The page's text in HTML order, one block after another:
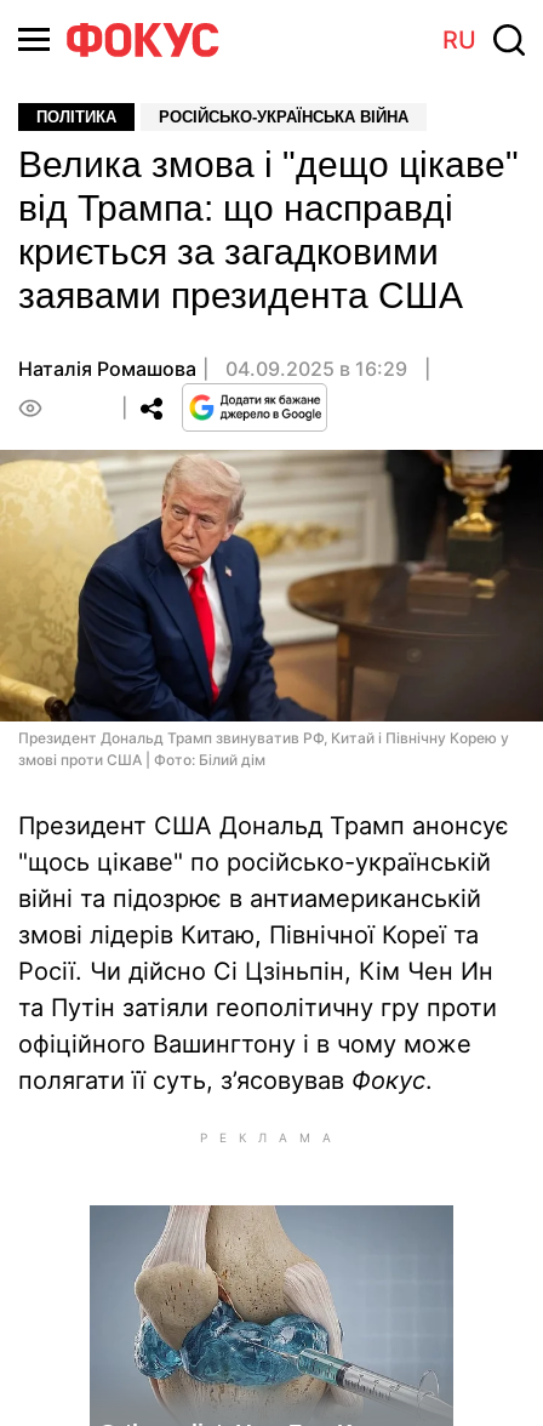
RU
ПОЛІТИКА РОСІЙСЬКО-УКРАЇНСЬКА ВІЙНА
Велика змова і "дещо цікаве"
від Трампа: що насправді
криється за загадковими
заявами президента США
Наталія Ромашова
04.09.2025 в 16:29
Президент Дональд Трамп звинуватив РФ, Китай і Північну Корею у
змові проти США | Фото: Білий дім
Президент США Дональд Трамп анонсує
"щось цікаве" по російсько-українській
війні та підозрює в антиамериканській
змові лідерів Китаю, Північної Кореї та
Росії. Чи дійсно Сі Цзіньпін, Кім Чен Ин
та Путін затіяли геополітичну гру проти
офіційного Вашингтону і в чому може
полягати її суть, з’ясовував Фокус.